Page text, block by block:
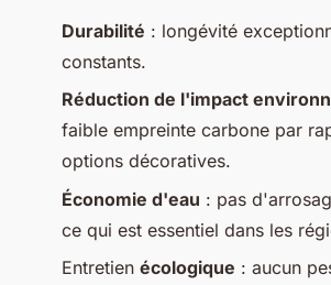
Durabilité : longévité
constants.
Réduction de l'impact
faible empreinte carbone par
options décoratives.
Économie d'eau : pas
ce qui est essentiel dans les
Entretien écologique : aucun